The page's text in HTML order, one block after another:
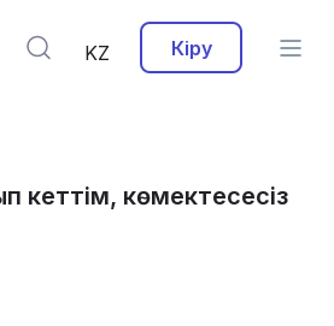
KZ Кіру
кеттім, көмектесесіз